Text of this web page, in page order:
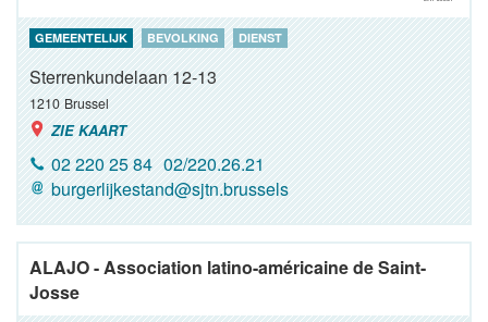
GEMEENTELIJK BEVOLKING DIENST
Sterrenkundelaan 12-13
1210 Brussel
ZIE KAART
02 220 25 84 02/220.26.21
burgerlijkestand@sjtn.brussels
ALAJO - Association latino-américaine de Saint-
Josse